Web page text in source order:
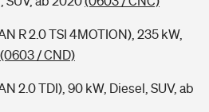
R 2.0 TSI 4MOTION), 235 kW,
(0603 / CND)
2.0 TDI), 90 kW, Diesel, SUV, ab